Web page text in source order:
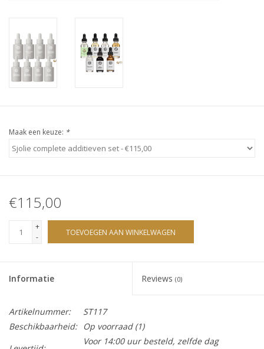
Suntana
Cadeaubonnen
Merken
Maak een keuze: *
€115,00
+
-
TOEVOEGEN AAN WINKELWAGEN
Informatie Reviews (0)
Artikelnummer:
ST117
Beschikbaarheid:
Op voorraad(1)
Voor 14:00 uur besteld, zelfde dag